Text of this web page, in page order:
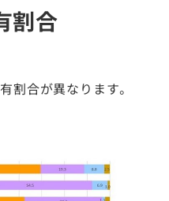
割合
割合が異なります。